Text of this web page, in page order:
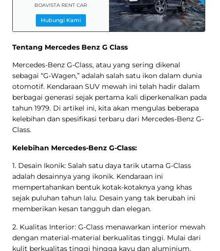
BOAVISTA RENT CAR
Hubungi Kami
Tentang Mercedes Benz G Class
Mercedes-Benz G-Class, atau yang sering dikenal
sebagai “G-Wagen,” adalah salah satu ikon dalam dunia
otomotif. Kendaraan SUV mewah ini telah hadir dalam
berbagai generasi sejak pertama kali diperkenalkan pada
tahun 1979. Di artikel ini, kita akan mengulas beberapa
kelebihan dan spesifikasi terbaru dari Mercedes-Benz G-
Class.
Kelebihan Mercedes-Benz G-Class:
1. Desain Ikonik: Salah satu daya tarik utama G-Class
adalah desainnya yang ikonik. Kendaraan ini
mempertahankan bentuk kotak-kotaknya yang khas
sejak puluhan tahun lalu. Desain yang tak berubah ini
memberikan kesan tangguh dan elegan.
2. Kualitas Interior: G-Class menawarkan interior mewah
dengan material-material berkualitas tinggi. Mulai dari
kulit berkualitas tinggi hingga kayu dan aluminium,